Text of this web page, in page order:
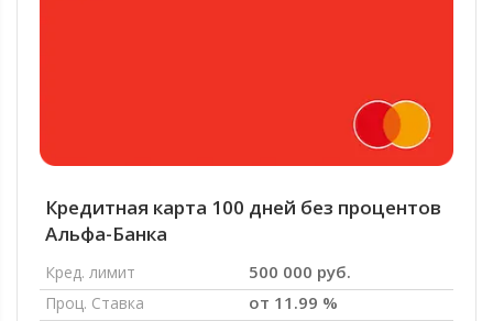
Кредитная карта 100 дней без процентов
Альфа-Банка
Кред. лимит 500 000 руб.
Проц. Ставка от 11.99 %